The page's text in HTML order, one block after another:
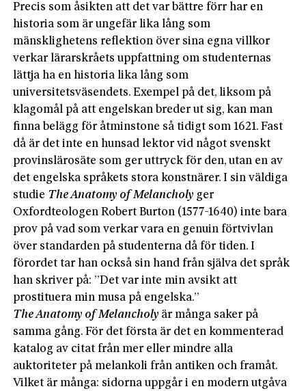
Precis som åsikten att det var bättre förr har en
historia som är ungefär lika lång som
mänsklighetens reflektion över sina egna villkor
verkar lärarskråets uppfattning om studenternas
lättja ha en historia lika lång som
universitetsväsendets. Exempel på det, liksom på
klagomål på att engelskan breder ut sig, kan man
finna belägg för åtminstone så tidigt som 1621. Fast
då är det inte en hunsad lektor vid något svenskt
provinslärosäte som ger uttryck för den, utan en av
det engelska språkets stora konstnärer. I sin väldiga
studie The Anatomy of Melancholy ger
Oxfordteologen Robert Burton (1577-1640) inte bara
prov på vad som verkar vara en genuin förtvivlan
över standarden på studenterna då för tiden. I
förordet tar han också sin hand från själva det språk
han skriver på: ”Det var inte min avsikt att
prostituera min musa på engelska.”
The Anatomy of Melancholy är många saker på
samma gång. För det första är det en kommenterad
katalog av citat från mer eller mind­re alla
auktoriteter på melankoli från antiken och framåt.
Vilket är många: sidorna uppgår i en modern utgåva